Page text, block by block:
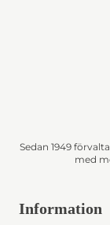
Sedan 1949
med
Information